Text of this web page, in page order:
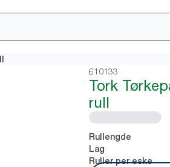
610133
Tork
rull
Rullengde
Lag
Ruller per eske